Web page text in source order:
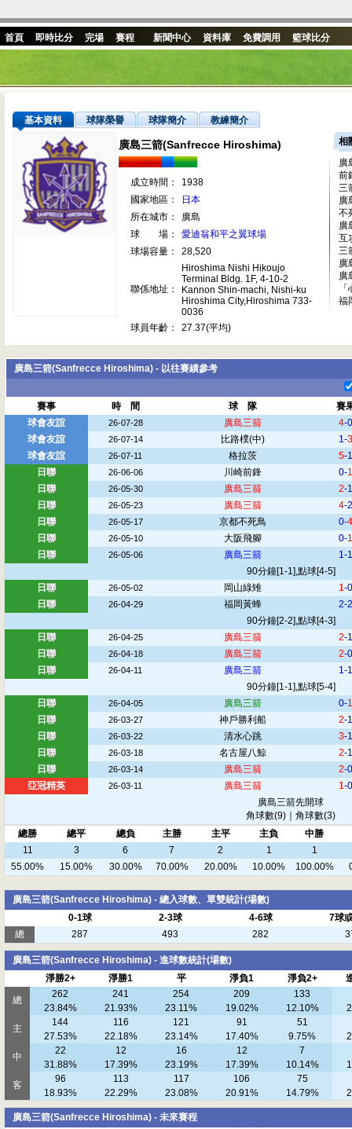
首頁 即時比分 完場 賽程 新聞中心 資料庫 免費調用 籃球比分
基本資料 球隊榮譽 球隊簡介 教練簡介
廣島三箭(Sanfrecce Hiroshima)
成立時間：
1938
國家地區：
日本
所在城市：
廣島
球 場：
愛迪翁和平之翼球場
球場容量：
28,520
聯係地址：
Hiroshima Nishi Hikoujo
Terminal Bldg. 1F, 4-10-2
Kannon Shin-machi, Nishi-ku
Hiroshima City,Hiroshima 733-
0036
球員年齡：
27.37(平均)
相
廣
前
三
廣
不
廣
互
三
廣
廣
福
廣島三箭(Sanfrecce Hiroshima) - 以往賽績參考
賽事 時 間 球 隊
賽
球會友誼
26-07-28 廣島三箭 4-0
球會友誼
26-07-14 比路樸(中) 1-3
球會友誼
26-07-11 格拉茨 5-1
日聯
26-06-06 川崎前鋒 0-1
日聯
26-05-30 廣島三箭 2-1
日聯
26-05-23 廣島三箭 4-2
日聯
26-05-17 京都不死鳥 0-4
日聯
26-05-10 大阪飛腳 0-1
日聯
26-05-06 廣島三箭
1-1
90分鐘[1-1],點球[4-5]
日聯
26-05-02 岡山綠雉 1-0
日聯
26-04-29 福岡黃蜂
2-2
90分鐘[2-2],點球[4-3]
日聯
26-04-25 廣島三箭 2-1
日聯
26-04-18 廣島三箭 2-0
日聯
26-04-11 廣島三箭
1-1
90分鐘[1-1],點球[5-4]
日聯
26-04-05 廣島三箭 0-1
日聯
26-03-27 神戶勝利船 2-1
日聯
26-03-22 清水心跳 3-1
日聯
26-03-18 名古屋八鯨 2-1
日聯
26-03-14 廣島三箭 2-0
亞冠精英
26-03-11 廣島三箭 1-0
廣島三箭先開球
角球數(9)｜角球數(3)
總勝
總平 總負 主勝 主平 主負
中勝
11
3 6 7 2 1
1
55.00%
15.00% 30.00% 70.00% 20.00% 10.00% 100.00%
廣島三箭(Sanfrecce Hiroshima) - 總入球數、單雙統計(場數)
0-1球
2-3球 4-6球
7球
總
287 493 282
廣島三箭(Sanfrecce Hiroshima) - 進球數統計(場數)
淨勝2+
淨勝1 平 淨負1 淨負2+
總
262 241 254 209
133
23.84%
21.93% 23.11% 19.02% 12.10%
主
144 116 121 91
51
27.53%
22.18% 23.14% 17.40% 9.75%
中
22 12 16 12
7
31.88%
17.39% 23.19% 17.39% 10.14%
客
96 113 117 106
75
18.93%
22.29% 23.08% 20.91% 14.79%
廣島三箭(Sanfrecce Hiroshima) - 未來賽程